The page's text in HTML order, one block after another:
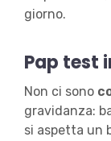
giorno.
Pap test
Non ci sono
gravidanza:
si aspetta un